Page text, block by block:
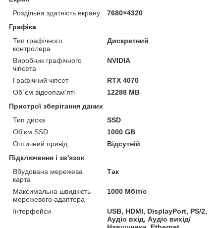
Роздільна здатність екрану
7680×4320
Графіка
Тип графічного
контролера
Дискретний
Виробник графічного
чіпсета
NVIDIA
Графічний чіпсет
RTX 4070
Об`єм відеопам'яті
12288 MB
Пристрої зберігання даних
Тип диска
SSD
Об'єм SSD
1000 GB
Оптичний привід
Відсутній
Підключення і зв'язок
Вбудована мережева
карта
Так
Максимальна швидкість
мережевого адаптера
1000 Мбіт/с
Інтерфейси
USB, HDMI, DisplayPort, PS/2,
Аудіо вхід, Аудіо вихід/